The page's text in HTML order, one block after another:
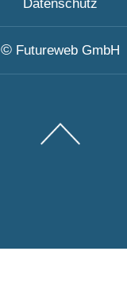
Datenschutz
© Futureweb GmbH